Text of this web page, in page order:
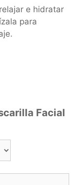
e hidratar
para
Facial